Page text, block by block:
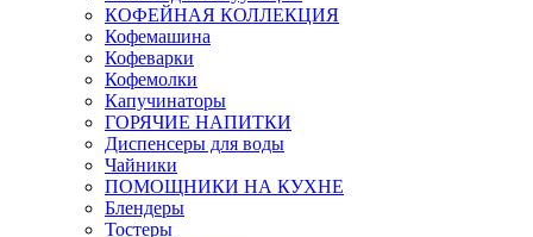
КОФЕЙНАЯ КОЛЛЕКЦИЯ
Кофемашина
Кофеварки
Кофемолки
Капучинаторы
ГОРЯЧИЕ НАПИТКИ
Диспенсеры для воды
Чайники
ПОМОЩНИКИ НА КУХНЕ
Блендеры
Тостеры